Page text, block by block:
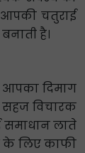
चतुराई
है।
आपका दिमाग
विचारक
समाधान लाते
के लिए काफी